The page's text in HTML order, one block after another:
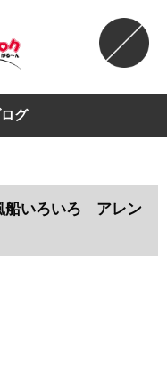
グ
いろいろ アレン